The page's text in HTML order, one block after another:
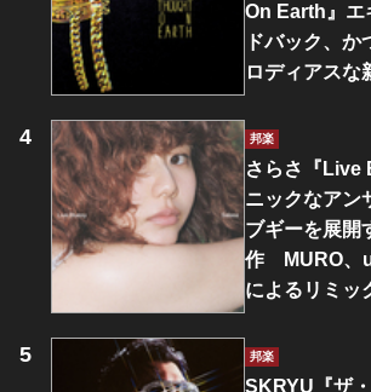
On Earth』エ
ドバック、か
ロディアスな
邦楽
さらさ『Live
ニックなアン
ブギーを展開
作 MURO、
によるリミッ
邦楽
SKRYU『ザ